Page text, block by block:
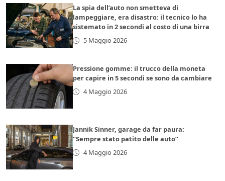
La spia dell’auto non smetteva di
lampeggiare, era disastro: il tecnico lo ha
sistemato in 2 secondi al costo di una birra
5 Maggio 2026
Pressione gomme: il trucco della moneta
per capire in 5 secondi se sono da cambiare
4 Maggio 2026
Jannik Sinner, garage da far paura:
“Sempre stato patito delle auto”
4 Maggio 2026